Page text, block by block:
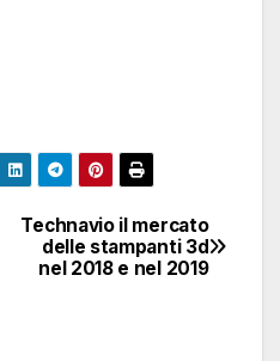
Technavio il mercato
delle stampanti 3d
nel 2018 e nel 2019